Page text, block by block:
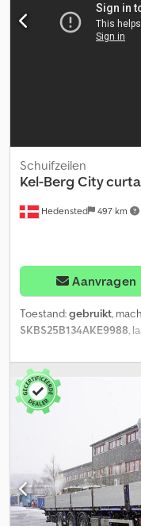
gewicht: 10.130 kg
34.870 kg Breedte: 255
Verdere informatie =
Hedensted 497 km
Schuifzeilen
Kel-Berg City
Aanvragen
Toestand:gebruikt,
SKBS25B134AKE9988,
Bouwjaar:2004, =
Nex Akhjkr -
informatie = Gewichten
totaalgewicht: 5.900 kg
Technische staat:
informatie Staat van de
achterbanden: 40
275/70 R 22.5 Verdere
Sales voor meer